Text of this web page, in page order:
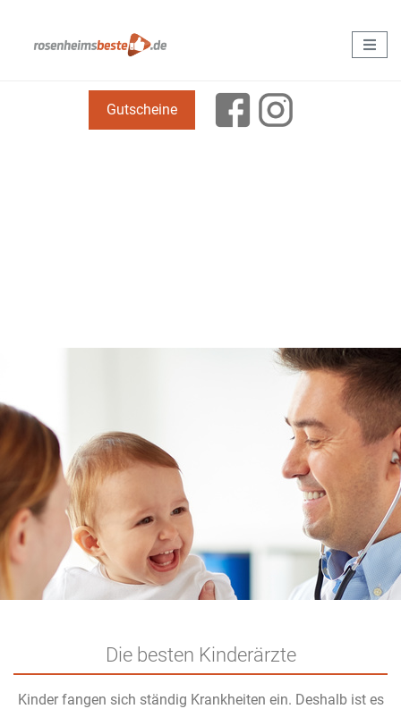
Gutscheine
Die besten Kinderärzte
Kinder fangen sich ständig Krankheiten ein. Deshalb ist es